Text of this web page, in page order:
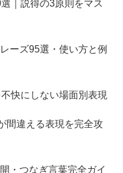
｜説得の3原則をマス
ーズ95選・使い方と例
快にしない場面別表現
間違える表現を完全攻
・つなぎ言葉完全ガイ